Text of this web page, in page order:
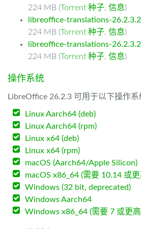
224 MB (Torrent 种子, 信息)
libreoffice-translations-
224 MB (Torrent 种子, 信息)
libreoffice-translations-
224 MB (Torrent 种子, 信息)
操作系统
LibreOffice 26.2.3 可用于以下操作系
Linux Aarch64 (deb)
Linux Aarch64 (rpm)
Linux x64 (deb)
Linux x64 (rpm)
macOS (Aarch64/Apple Silicon)
macOS x86_64 (需要 10.14 或
Windows (32 bit, deprecated)
Windows Aarch64
Windows x86_64 (需要 7 或更